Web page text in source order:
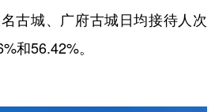
古城、广府古城日均接待人次
和56.42%。